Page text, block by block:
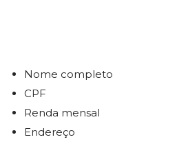
Nome completo
CPF
Renda mensal
Endereço